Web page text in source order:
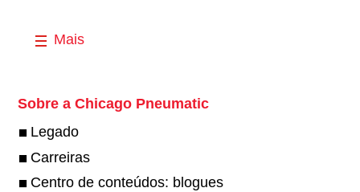
Mais
Sobre a Chicago Pneumatic
Legado
Carreiras
Centro de conteúdos: blogues